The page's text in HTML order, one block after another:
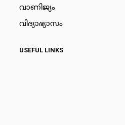
വാണിജ്യം
വിദ്യാഭ്യാസം
USEFUL LINKS